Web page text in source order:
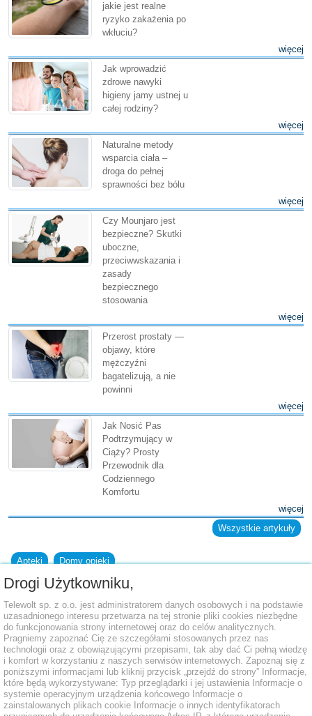
jakie jest realne
ryzyko zakażenia po
wkłuciu?
więcej
Jak wprowadzić
zdrowe nawyki
higieny jamy ustnej u
całej rodziny?
więcej
Naturalne metody
wsparcia ciała –
droga do pełnej
sprawności bez bólu
więcej
Czy Mounjaro jest
bezpieczne? Skutki
uboczne,
przeciwwskazania i
zasady
bezpiecznego
stosowania
więcej
Przerost prostaty —
objawy, które
mężczyźni
bagatelizują, a nie
powinni
więcej
Jak Nosić Pas
Podtrzymujący w
Ciąży? Prosty
Przewodnik dla
Codziennego
Komfortu
więcej
Wszystkie artykuły
Apteki Domy opieki
Dodaj placówkę do bazy
Drogi Użytkowniku,
Telewolt sp. z o.o. jest administratorem danych osobowych i na podstawie
uzasadnionego interesu przetwarza na tej stronie pliki cookies niezbędne
do funkcjonowania strony internetowej oraz do celów analitycznych.
Pragniemy zapoznać Cię ze szczegółami stosowanych przez nas
technologii oraz z obowiązującymi przepisami, tak aby dać Ci pełną wiedzę
i komfort w korzystaniu z naszych serwisów internetowych. Zapoznaj się z
poniższymi informacjami lub kliknij przycisk „przejdź do strony” Informacje,
które będą wykorzystywane: Typ przeglądarki i jej ustawienia Informacje o
systemie operacyjnym urządzenia końcowego Informacje o
zainstalowanych plikach cookie Informacje o innych identyfikatorach